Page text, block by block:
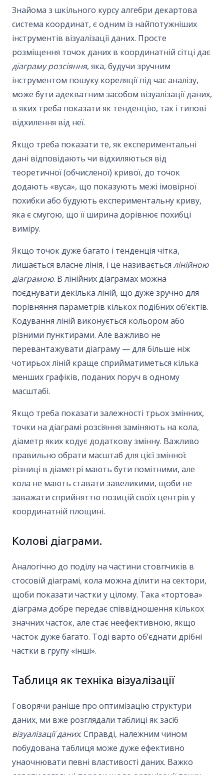
Знайома з шкільного курсу алгебри декартова
система координат, є одним із найпотужніших
інструментів візуалізації даних. Просте
розміщення точок даних в координатній сітці дає
діаграму розсіяння, яка, будучи зручним
інструментом пошуку кореляції під час аналізу,
може бути адекватним засобом візуалізації даних,
в яких треба показати як тенденцію, так і типові
відхилення від неї.
Якщо треба показати те, як експериментальні
дані відповідають чи відхиляються від
теоретичної (обчисленої) кривої, до точок
додають «вуса», що показують межі імовірної
похибки або будують експериментальну криву,
яка є смугою, що її ширина дорівнює похибці
виміру.
Якщо точок дуже багато і тенденція чітка,
лишається власне лінія, і це називається лінійною
діаграмою. В лінійних діаграмах можна
поєднувати декілька ліній, що дуже зручно для
порівняння параметрів кількох подібних об’єктів.
Кодування ліній виконується кольором або
різними пунктирами. Але важливо не
перевантажувати діаграму — для більше ніж
чотирьох ліній краще сприйматиметься кілька
менших графіків, поданих поруч в одному
масштабі.
Якщо треба показати залежності трьох змінних,
точки на діаграмі розсіяння заміняють на кола,
діаметр яких кодує додаткову змінну. Важливо
правильно обрати масштаб для цієї змінної:
різниці в діаметрі мають бути помітними, але
кола не мають ставати завеликими, щоби не
заважати сприйняттю позицій своїх центрів у
координатній площині.
Колові діаграми.
Аналогічно до поділу на частини стовпчиків в
стосовій діаграмі, кола можна ділити на сектори,
щоби показати частки у цілому. Така «тортова»
діаграма добре передає співвідношення кількох
значних часток, але стає неефективною, якщо
часток дуже багато. Тоді варто об’єднати дрібні
частки в групу «інші».
Таблиця як техніка візуалізації
Говорячи раніше про оптимізацію структури
даних, ми вже розглядали таблиці як засіб
візуалізації даних. Справді, належним чином
побудована таблиця може дуже ефективно
унаочнювати певні властивості даних. Важко